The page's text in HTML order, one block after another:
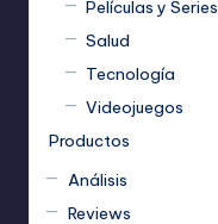
Películas y Series
Salud
Tecnología
Videojuegos
Productos
Análisis
Reviews